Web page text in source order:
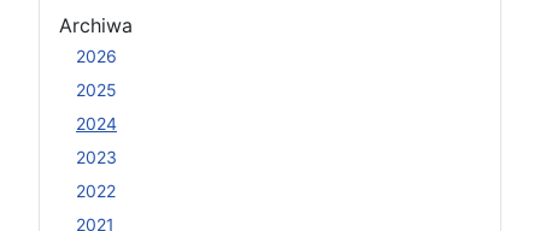
Archiwa
2026
2025
2024
2023
2022
2021